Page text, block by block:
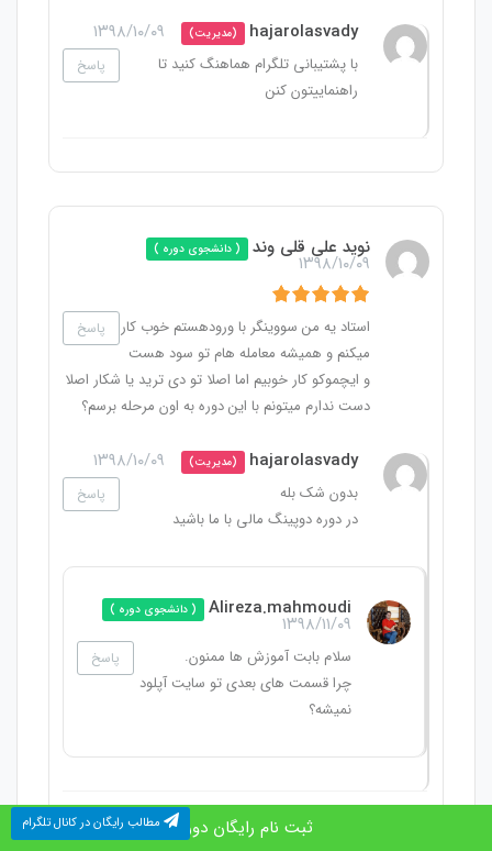
hajarolasvady (مدیریت) ۱۳۹۸/۱۰/۰۹
پاسخ
با پشتیبانی تلگرام هماهنگ کنید تا
راهنماییتون کنن
نوید علی قلی وند ( دانشجوی دوره )
۱۳۹۸/۱۰/۰۹
پاسخ
استاد یه من سووینگر با ورودهستم خوب کار
میکنم و همیشه معامله هام تو سود هست
و ایچموکو کار خوبیم اما اصلا تو دی ترید یا شکار اصلا
دست ندارم میتونم با این دوره به اون مرحله برسم؟
hajarolasvady (مدیریت) ۱۳۹۸/۱۰/۰۹
پاسخ
بدون شک بله
در دوره دوپینگ مالی با ما باشید
Alireza.mahmoudi ( دانشجوی دوره )
۱۳۹۸/۱۱/۰۹
پاسخ
سلام بابت آموزش ها ممنون.
چرا قسمت های بعدی تو سایت آپلود
نمیشه؟
ثبت نام رایگان دوره مطالب رایگان در کانال تلگرام